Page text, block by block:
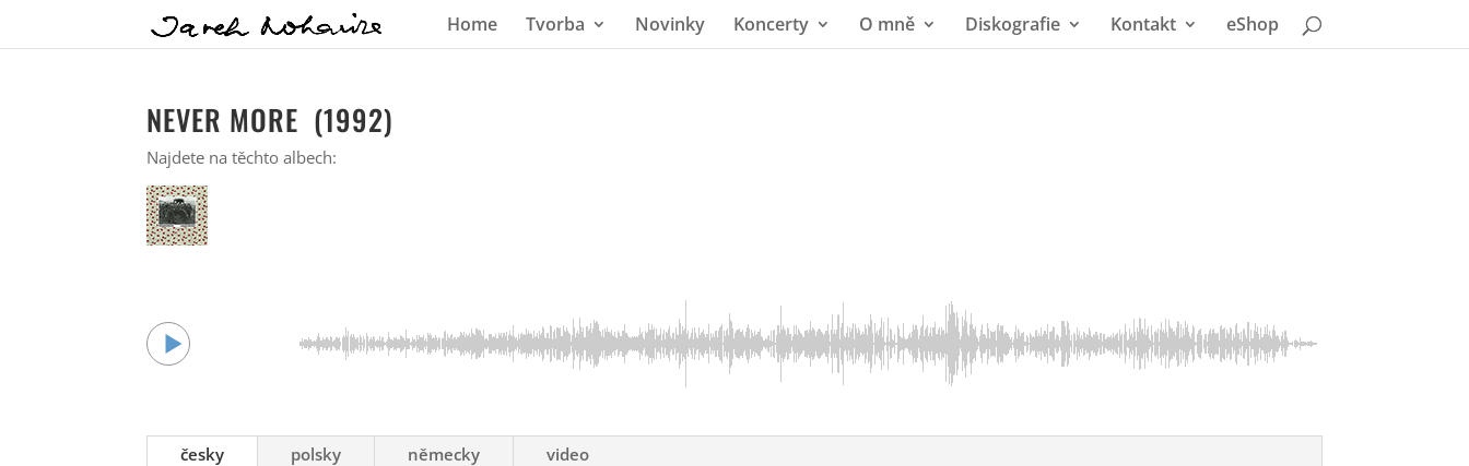
Home Tvorba Novinky Koncerty O mně Diskografie Kontakt eShop
NEVER MORE (1992)
Najdete na těchto albech:
česky polsky německy video